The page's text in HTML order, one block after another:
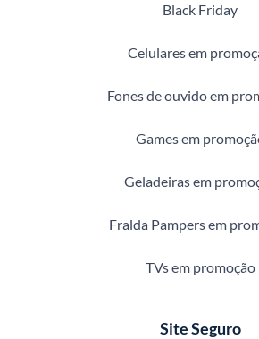
Black Friday
Celulares em
Fones de ouvido em
Games em
Geladeiras em
Fralda Pampers em
TVs em promoção
Site Seguro